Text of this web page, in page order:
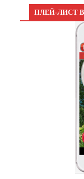
ПЛЕЙ-ЛИСТ